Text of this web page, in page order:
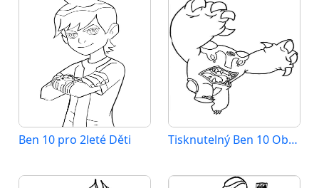
Ben 10 pro 2leté Děti Tisknutelný Ben 10 Obrázek pro Děti